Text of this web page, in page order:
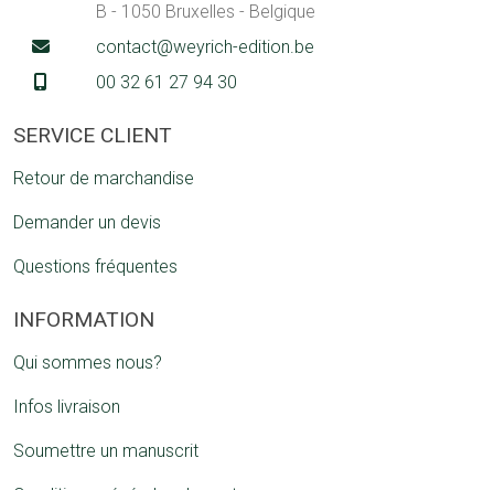
B - 1050 Bruxelles - Belgique
contact@weyrich-edition.be
00 32 61 27 94 30
SERVICE CLIENT
Retour de marchandise
Demander un devis
Questions fréquentes
INFORMATION
Qui sommes nous?
Infos livraison
Soumettre un manuscrit